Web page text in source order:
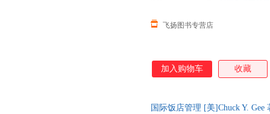
飞扬图书专营店
加入购物车 收藏
国际饭店管理 [美]Chuck Y.